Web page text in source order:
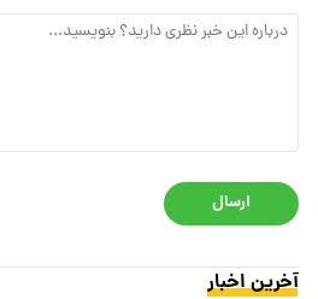
ارسال
آخرین اخبار